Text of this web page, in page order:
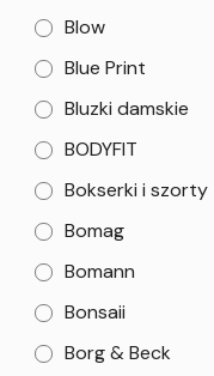
Blow
Blue Print
Bluzki damskie
BODYFIT
Bokserki i szorty
Bomag
Bomann
Bonsaii
Borg & Beck